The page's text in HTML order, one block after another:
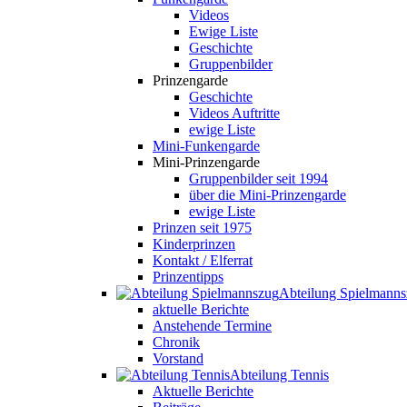
Videos
Ewige Liste
Geschichte
Gruppenbilder
Prinzengarde
Geschichte
Videos Auftritte
ewige Liste
Mini-Funkengarde
Mini-Prinzengarde
Gruppenbilder seit 1994
über die Mini-Prinzengarde
ewige Liste
Prinzen seit 1975
Kinderprinzen
Kontakt / Elferrat
Prinzentipps
Abteilung
aktuelle Berichte
Anstehende Termine
Chronik
Vorstand
Abteilung Tennis
Aktuelle Berichte